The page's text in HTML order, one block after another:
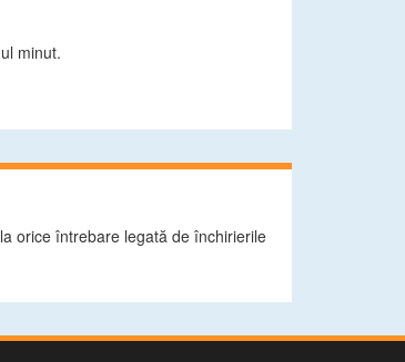
minut.
orice întrebare legată de închirierile